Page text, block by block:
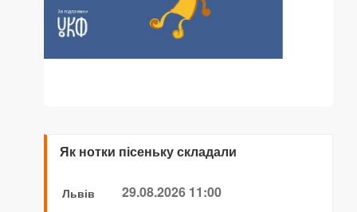
Як нотки пісеньку складали
Львів 29.08.2026 11:00